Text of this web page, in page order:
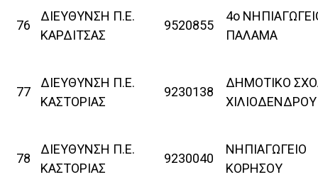
76
ΔΙΕΥΘΥΝΣΗ Π.Ε.
ΚΑΡΔΙΤΣΑΣ
9520855
4ο
ΠΑΛΑΜΑ
77
ΔΙΕΥΘΥΝΣΗ Π.Ε.
ΚΑΣΤΟΡΙΑΣ
9230138
ΔΗΜΟΤΙΚΟ
ΧΙΛΙΟΔΕΝΔΡΟΥ
78
ΔΙΕΥΘΥΝΣΗ Π.Ε.
ΚΑΣΤΟΡΙΑΣ
9230040
ΝΗΠΙΑΓΩΓΕΙΟ
ΚΟΡΗΣΟΥ